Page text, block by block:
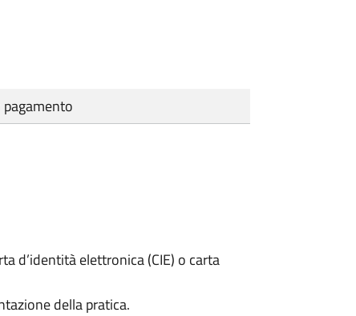
d’identità elettronica (CIE) o carta
della pratica.